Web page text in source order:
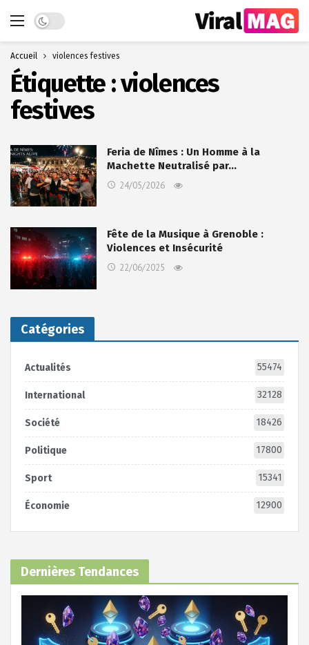
Dark mode
Accueil violences festives
Étiquette :violences
festives
Feria de Nîmes : Un Homme à la
Machette Neutralisé par…
24/05/2026
Fête de la Musique à Grenoble :
Violences et Insécurité
22/06/2025
Catégories
Actualités 55474
International 32128
Société 18426
Politique 17800
Sport 15341
Économie 12900
Dernières Tendances